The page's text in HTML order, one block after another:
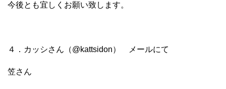
今後とも宜しくお願い致します。
４．カッシさん（@kattsidon） メールにて
笠さん